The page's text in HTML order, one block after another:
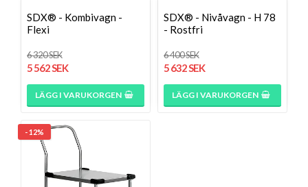
SDX® - Kombivagn -
Flexi
6 320 SEK
5 562 SEK
LÄGG I VARUKORGEN
SDX® - Nivåvagn - H 78
- Rostfri
6 400 SEK
5 632 SEK
LÄGG I VARUKORGEN
- 12%